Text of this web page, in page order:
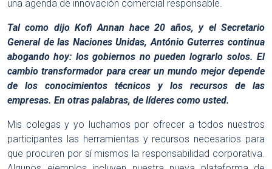
una agenda de innovación comercial responsable.
Tal como dijo Kofi Annan hace 20 años, y el Secretario
General de las Naciones Unidas, António Guterres continua
abogando hoy: los gobiernos no pueden lograrlo solos. El
cambio transformador para crear un mundo mejor depende
de los conocimientos técnicos y los recursos de las
empresas. En otras palabras, de líderes como usted.
Mis colegas y yo luchamos por ofrecer a todos nuestros
participantes las herramientas y recursos necesarios para
que procuren por sí mismos la responsabilidad corporativa.